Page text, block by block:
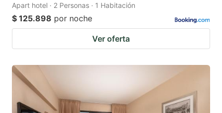
Apart hotel · 2 Personas · 1 Habitación
$ 125.898 por noche
Ver oferta